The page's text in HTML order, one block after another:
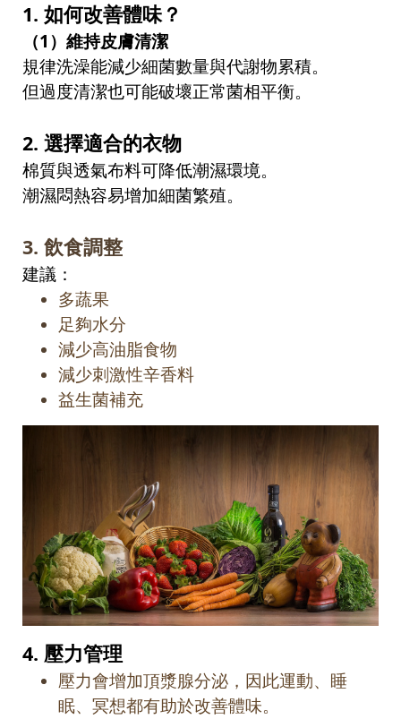
1. 如何改善體味？
（1 ）維持皮膚清潔
規律洗澡能減少細菌數量與代謝物累積。
但過度清潔也可能破壞正常菌相平衡。
2. 選擇適合的衣物
棉質與透氣布料可降低潮濕環境。
潮濕悶熱容易增加細菌繁殖。
3. 飲食調整
建議：
多蔬果
足夠水分
減少高油脂食物
減少刺激性辛香料
益生菌補充
4. 壓力管理
壓力會增加頂漿腺分泌，因此運動、睡
眠、冥想都有助於改善體味。